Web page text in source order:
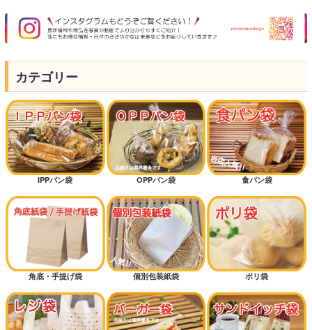
カテゴリー
IPPパン袋 OPPパン袋 食パン袋
角底・手提げ袋 個別包装紙袋 ポリ袋